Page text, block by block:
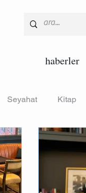
haberler
Seyahat Kitap